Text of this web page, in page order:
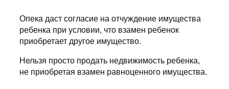
Опека даст согласие на отчуждение имущества
ребенка при условии, что взамен ребенок
приобретает другое имущество.
Нельзя просто продать недвижимость ребенка,
не приобретая взамен равноценного имущества.